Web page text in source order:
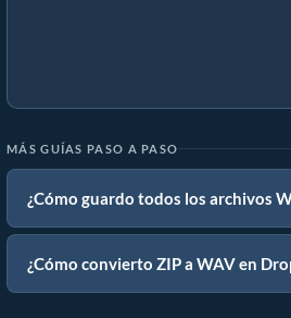
MÁS GUÍAS PASO A PASO
¿Cómo guardo todos los archivos
¿Cómo convierto ZIP a WAV en